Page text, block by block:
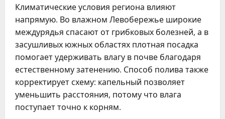
Климатические условия региона влияют
напрямую. Во влажном Левобережье широкие
междурядья спасают от грибковых болезней, а в
засушливых южных областях плотная посадка
помогает удерживать влагу в почве благодаря
естественному затенению. Способ полива также
корректирует схему: капельный позволяет
уменьшить расстояния, потому что влага
поступает точно к корням.